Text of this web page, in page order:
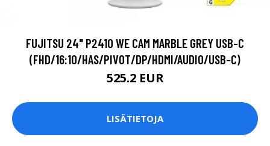
FUJITSU 24" P2410 WE CAM MARBLE GREY USB-C
(FHD/16:10/HAS/PIVOT/DP/HDMI/AUDIO/USB-C)
525.2 EUR
LISÄTIETOJA